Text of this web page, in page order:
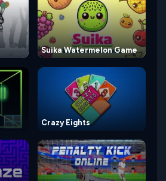
Suika Watermelon Game
Crazy Eights